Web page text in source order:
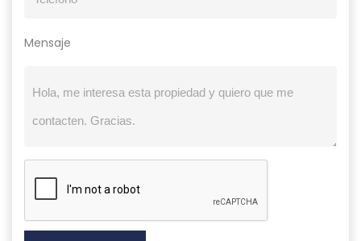
Mensaje